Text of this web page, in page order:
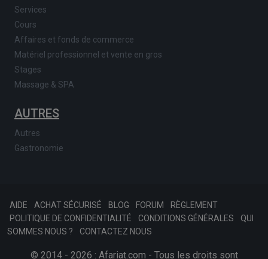
Services
Cours
Affaires et fonds de commerce
Matériel professionnel et vente en gros
Stages
Massage & SPA
AUTRES
Autres
Gastronomie
AIDE ACHAT SÉCURISÉ BLOG FORUM
RÈGLEMENT
POLITIQUE DE CONFIDENTIALITÉ
CONDITIONS GÉNÉRALES
QUI
SOMMES NOUS ?
CONTACTEZ NOUS
© 2014 - 2026 : Afariat.com - Tous les droits sont